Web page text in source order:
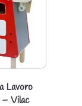
Lavoro
Vilac